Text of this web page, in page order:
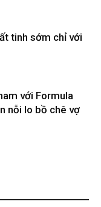
tinh sớm chỉ với
với Formula
nỗi lo bồ chê vợ